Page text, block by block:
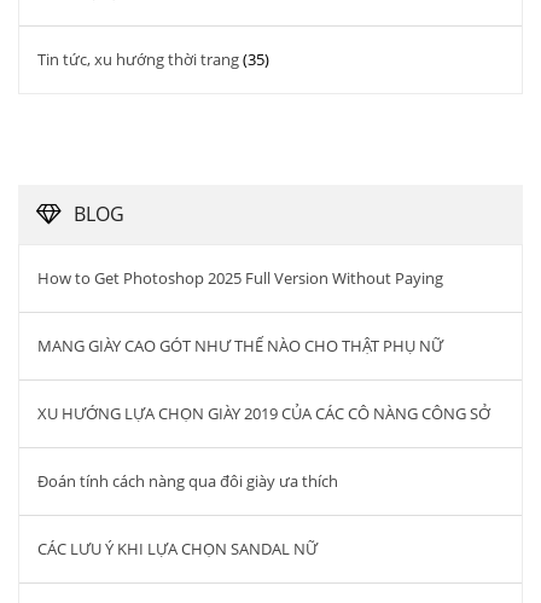
Tin tức, xu hướng thời trang(35)
BLOG
How to Get Photoshop 2025 Full Version Without Paying
MANG GIÀY CAO GÓT NHƯ THẾ NÀO CHO THẬT PHỤ NỮ
XU HƯỚNG LỰA CHỌN GIÀY 2019 CỦA CÁC CÔ NÀNG CÔNG SỞ
Đoán tính cách nàng qua đôi giày ưa thích
CÁC LƯU Ý KHI LỰA CHỌN SANDAL NỮ